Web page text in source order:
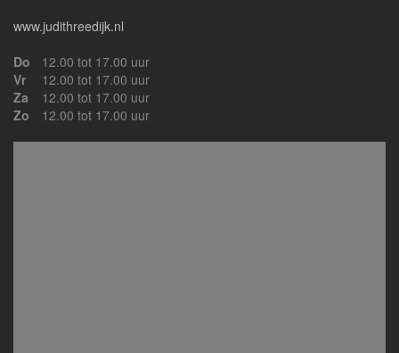
www.judithreedijk.nl
Do
12.00 tot 17.00 uur
Vr
12.00 tot 17.00 uur
Za
12.00 tot 17.00 uur
Zo
12.00 tot 17.00 uur